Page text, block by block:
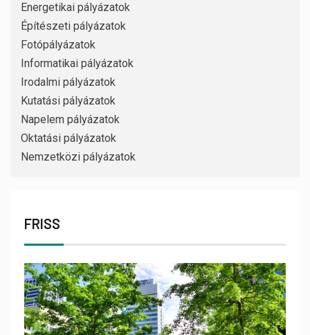
Energetikai pályázatok
Építészeti pályázatok
Fotópályázatok
Informatikai pályázatok
Irodalmi pályázatok
Kutatási pályázatok
Napelem pályázatok
Oktatási pályázatok
Nemzetközi pályázatok
FRISS